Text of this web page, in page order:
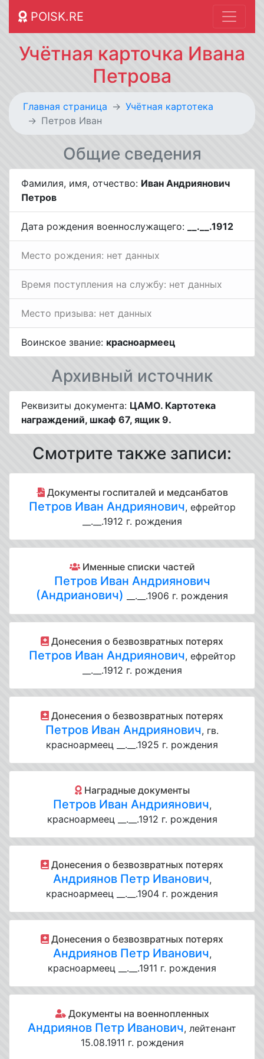
POISK.RE
Учётная карточка Ивана
Петрова
Главная страница
Учётная картотека
Петров Иван
Общие сведения
Фамилия, имя, отчество: Иван Андриянович
Петров
Дата рождения военнослужащего: __.__.1912
Место рождения: нет данных
Время поступления на службу: нет данных
Место призыва: нет данных
Воинское звание: красноармеец
Архивный источник
Реквизиты документа: ЦАМО. Картотека
награждений, шкаф 67, ящик 9.
Смотрите также записи:
Документы госпиталей и медсанбатов
Петров Иван Андриянович, ефрейтор
__.__.1912 г. рождения
Именные списки частей
Петров Иван Андриянович
(Андрианович) __.__.1906 г. рождения
Донесения о безвозвратных потерях
Петров Иван Андриянович, ефрейтор
__.__.1912 г. рождения
Донесения о безвозвратных потерях
Петров Иван Андриянович, гв.
красноармеец __.__.1925 г. рождения
Наградные документы
Петров Иван Андриянович,
красноармеец __.__.1912 г. рождения
Донесения о безвозвратных потерях
Андриянов Петр Иванович,
красноармеец __.__.1904 г. рождения
Донесения о безвозвратных потерях
Андриянов Петр Иванович,
красноармеец __.__.1911 г. рождения
Документы на военнопленных
Андриянов Петр Иванович, лейтенант
15.08.1911 г. рождения